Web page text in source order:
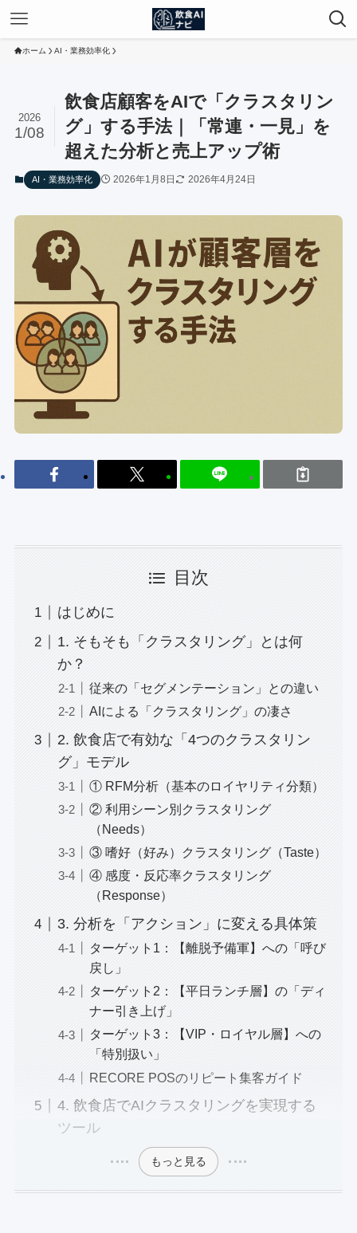
ホーム AI・業務効率化
飲食店顧客をAIで「クラスタリン
グ」する手法｜「常連・一見」を
超えた分析と売上アップ術
2026
1/08
AI・業務効率化 2026年1月8日 2026年4月24日
目次
はじめに
1. そもそも「クラスタリング」とは何
か？
従来の「セグメンテーション」との違い
AIによる「クラスタリング」の凄さ
2. 飲食店で有効な「4つのクラスタリン
グ」モデル
① RFM分析（基本のロイヤリティ分類）
② 利用シーン別クラスタリング
（Needs）
③ 嗜好（好み）クラスタリング（Taste）
④ 感度・反応率クラスタリング
（Response）
3. 分析を「アクション」に変える具体策
ターゲット1：【離脱予備軍】への「呼び
戻し」
ターゲット2：【平日ランチ層】の「ディ
ナー引き上げ」
ターゲット3：【VIP・ロイヤル層】への
「特別扱い」
RECORE POSのリピート集客ガイド
4. 飲食店でAIクラスタリングを実現する
ツール
もっと見る